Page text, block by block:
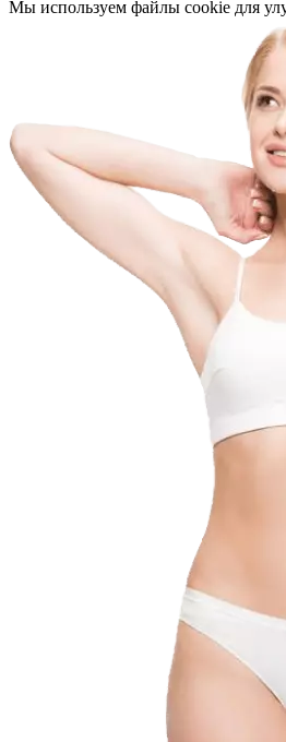
Мы используем файлы cookie для